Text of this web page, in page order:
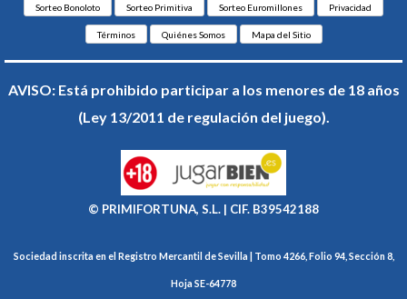
Sorteo Bonoloto Sorteo Primitiva Sorteo Euromillones Privacidad
Términos Quiénes Somos Mapa del Sitio
AVISO: Está prohibido participar a los menores de 18 años
(Ley 13/2011 de regulación del juego).
© PRIMIFORTUNA, S.L. | CIF. B39542188
Sociedad inscrita en el Registro Mercantil de Sevilla | Tomo 4266, Folio 94, Sección 8,
Hoja SE-64778